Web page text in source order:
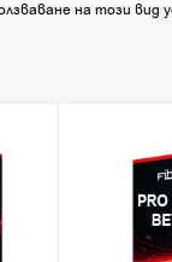
на този вид